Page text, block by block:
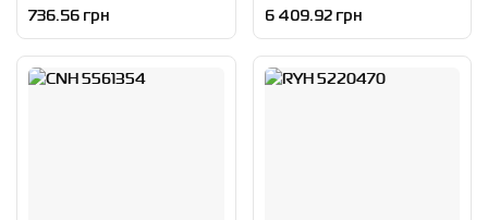
736.56 грн 6 409.92 грн